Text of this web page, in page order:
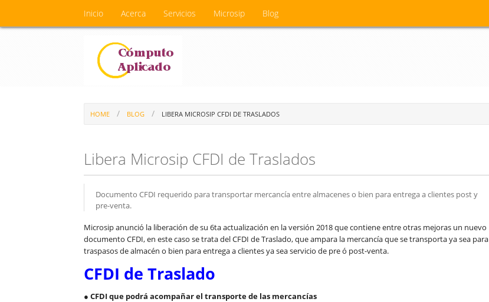
Inicio Acerca Servicios Microsip Blog
HOME BLOG LIBERA MICROSIP CFDI DE TRASLADOS
Libera Microsip CFDI de Traslados
Documento CFDI requerido para transportar mercancía entre almacenes o bien para entrega a clientes post y
pre-venta.
Microsip anunció la liberación de su 6ta actualización en la versión 2018 que contiene entre otras mejoras un nuevo
documento CFDI, en este caso se trata del CFDI de Traslado, que ampara la mercancía que se transporta ya sea para
traspasos de almacén o bien para entrega a clientes ya sea servicio de pre ó post-venta.
CFDI de Traslado
● CFDI que podrá acompañar el transporte de las mercancías